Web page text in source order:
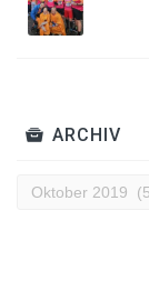
ARCHIV
Archiv